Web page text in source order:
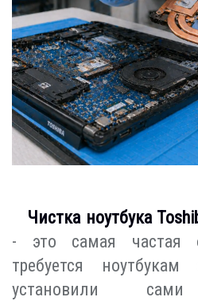
Чистка ноутбука
- это самая частая
требуется
установили сами